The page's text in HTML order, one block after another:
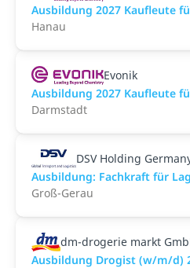
Ausbildung 2027 Kaufleute
Hanau
Evonik
Ausbildung 2027 Kaufleute
Darmstadt
DSV Holding
Ausbildung: Fachkraft für
Groß-Gerau
dm-drogerie markt
Ausbildung Drogist (w/m/d)